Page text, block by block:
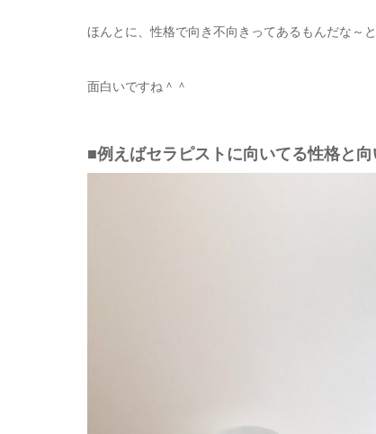
ほんとに、性格で向き不向きってあるもんだな～
面白いですね＾＾
■例えばセラピストに向いてる性格と